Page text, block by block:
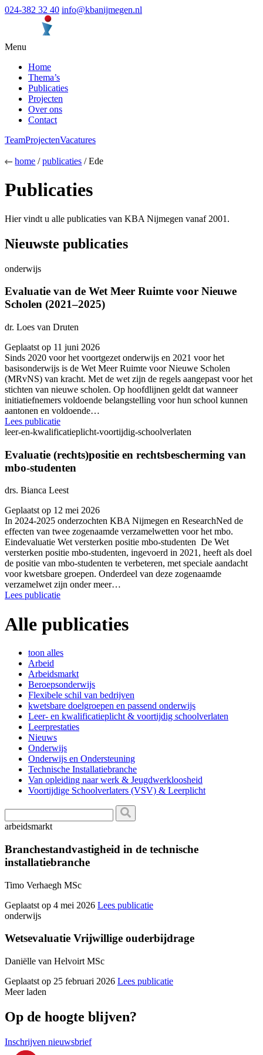
024-382 32 40 info@kbanijmegen.nl
Menu
Home
Thema’s
Publicaties
Projecten
Over ons
Contact
TeamProjectenVacatures
home /publicaties / Ede
Publicaties
Hier vindt u alle publicaties van KBA Nijmegen vanaf 2001.
Nieuwste publicaties
onderwijs
Evaluatie van de Wet Meer Ruimte voor Nieuwe
Scholen (2021–2025)
dr. Loes van Druten
Geplaatst op 11 juni 2026
Sinds 2020 voor het voortgezet onderwijs en 2021 voor het
basisonderwijs is de Wet Meer Ruimte voor Nieuwe Scholen
(MRvNS) van kracht. Met de wet zijn de regels aangepast voor het
stichten van nieuwe scholen. Op hoofdlijnen geldt dat wanneer
initiatiefnemers voldoende belangstelling voor hun school kunnen
aantonen en voldoende…
Lees publicatie
leer-en-kwalificatieplicht-voortijdig-schoolverlaten
Evaluatie (rechts)positie en rechtsbescherming van
mbo-studenten
drs. Bianca Leest
Geplaatst op 12 mei 2026
In 2024-2025 onderzochten KBA Nijmegen en ResearchNed de
effecten van twee zogenaamde verzamelwetten voor het mbo.
Eindevaluatie Wet versterken positie mbo-studenten De Wet
versterken positie mbo-studenten, ingevoerd in 2021, heeft als doel
de positie van mbo-studenten te verbeteren, met speciale aandacht
voor kwetsbare groepen. Onderdeel van deze zogenaamde
verzamelwet zijn onder meer…
Lees publicatie
Alle publicaties
toon alles
Arbeid
Arbeidsmarkt
Beroepsonderwijs
Flexibele schil van bedrijven
kwetsbare doelgroepen en passend onderwijs
Leer- en kwalificatieplicht & voortijdig schoolverlaten
Leerprestaties
Nieuws
Onderwijs
Onderwijs en Ondersteuning
Technische Installatiebranche
Van opleiding naar werk & Jeugdwerkloosheid
Voortijdige Schoolverlaters (VSV) & Leerplicht
arbeidsmarkt
Branchestandvastigheid in de technische
installatiebranche
Timo Verhaegh MSc
Geplaatst op 4 mei 2026 Lees publicatie
onderwijs
Wetsevaluatie Vrijwillige ouderbijdrage
Daniëlle van Helvoirt MSc
Geplaatst op 25 februari 2026 Lees publicatie
Meer laden
Op de hoogte blijven?
Inschrijven nieuwsbrief